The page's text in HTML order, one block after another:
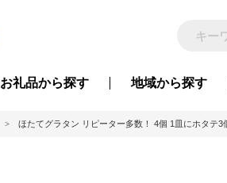
お礼品から探す 地域から探す
ほたてグラタン リピーター多数！ 4個 1皿にホタテ